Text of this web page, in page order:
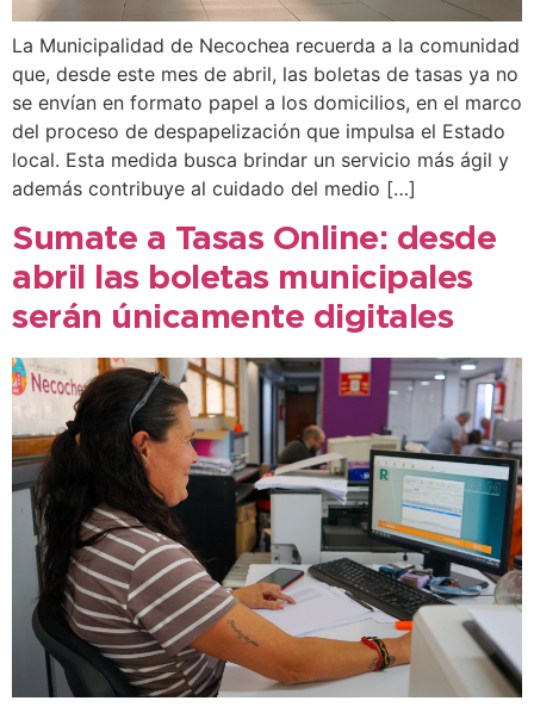
La Municipalidad de Necochea recuerda a la comunidad
que, desde este mes de abril, las boletas de tasas ya no
se envían en formato papel a los domicilios, en el marco
del proceso de despapelización que impulsa el Estado
local. Esta medida busca brindar un servicio más ágil y
además contribuye al cuidado del medio […]
Sumate a Tasas Online: desde
abril las boletas municipales
serán únicamente digitales